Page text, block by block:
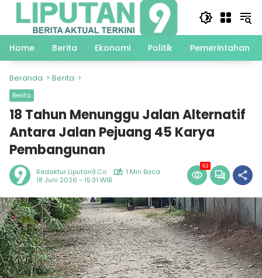
Langsung
Home
Berita Ekonomi Politik Pemerintahan
Beranda Berita
Berita
18 Tahun Menunggu Jalan Alternatif
Antara Jalan Pejuang 45 Karya
Pembangunan
Redaktur Liputan9.co
1 Min Baca
18 Juni 2026 - 15:31 WIB
63